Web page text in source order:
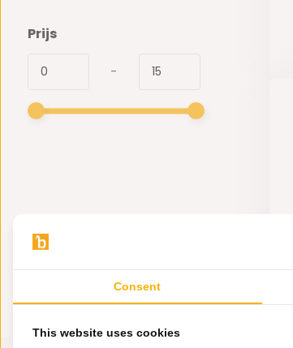
Prijs
-
Consent
This website uses cookies